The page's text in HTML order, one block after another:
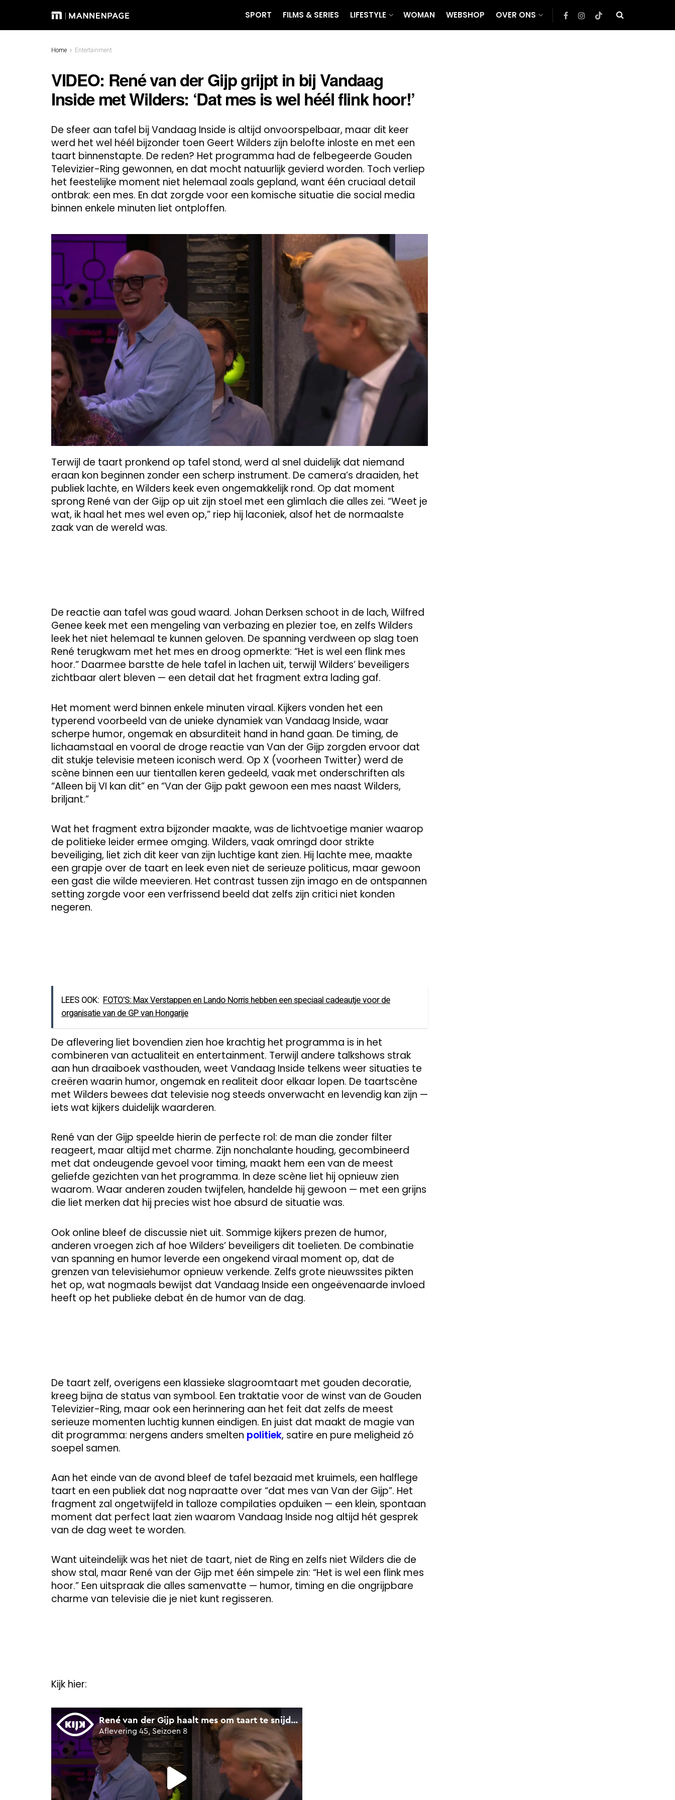
SPORT FILMS & SERIES LIFESTYLE WOMAN WEBSHOP OVER ONS
Home Entertainment
VIDEO: René van der Gijp grijpt in bij Vandaag
Inside met Wilders: ‘Dat mes is wel héél flink hoor!’
De sfeer aan tafel bij Vandaag Inside is altijd onvoorspelbaar, maar dit keer
werd het wel héél bijzonder toen Geert Wilders zijn belofte inloste en met een
taart binnenstapte. De reden? Het programma had de felbegeerde Gouden
Televizier-Ring gewonnen, en dat mocht natuurlijk gevierd worden. Toch verliep
het feestelijke moment niet helemaal zoals gepland, want één cruciaal detail
ontbrak: een mes. En dat zorgde voor een komische situatie die social media
binnen enkele minuten liet ontploffen.
Terwijl de taart pronkend op tafel stond, werd al snel duidelijk dat niemand
eraan kon beginnen zonder een scherp instrument. De camera’s draaiden, het
publiek lachte, en Wilders keek even ongemakkelijk rond. Op dat moment
sprong René van der Gijp op uit zijn stoel met een glimlach die alles zei. “Weet je
wat, ik haal het mes wel even op,” riep hij laconiek, alsof het de normaalste
zaak van de wereld was.
De reactie aan tafel was goud waard. Johan Derksen schoot in de lach, Wilfred
Genee keek met een mengeling van verbazing en plezier toe, en zelfs Wilders
leek het niet helemaal te kunnen geloven. De spanning verdween op slag toen
René terugkwam met het mes en droog opmerkte: “Het is wel een flink mes
hoor.” Daarmee barstte de hele tafel in lachen uit, terwijl Wilders’ beveiligers
zichtbaar alert bleven — een detail dat het fragment extra lading gaf.
Het moment werd binnen enkele minuten viraal. Kijkers vonden het een
typerend voorbeeld van de unieke dynamiek van Vandaag Inside, waar
scherpe humor, ongemak en absurditeit hand in hand gaan. De timing, de
lichaamstaal en vooral de droge reactie van Van der Gijp zorgden ervoor dat
dit stukje televisie meteen iconisch werd. Op X (voorheen Twitter) werd de
scène binnen een uur tientallen keren gedeeld, vaak met onderschriften als
“Alleen bij VI kan dit” en “Van der Gijp pakt gewoon een mes naast Wilders,
briljant.”
Wat het fragment extra bijzonder maakte, was de lichtvoetige manier waarop
de politieke leider ermee omging. Wilders, vaak omringd door strikte
beveiliging, liet zich dit keer van zijn luchtige kant zien. Hij lachte mee, maakte
een grapje over de taart en leek even niet de serieuze politicus, maar gewoon
een gast die wilde meevieren. Het contrast tussen zijn imago en de ontspannen
setting zorgde voor een verfrissend beeld dat zelfs zijn critici niet konden
negeren.
LEES OOK: FOTO'S: Max Verstappen en Lando Norris hebben een speciaal cadeautje voor de
organisatie van de GP van Hongarije
De aflevering liet bovendien zien hoe krachtig het programma is in het
combineren van actualiteit en entertainment. Terwijl andere talkshows strak
aan hun draaiboek vasthouden, weet Vandaag Inside telkens weer situaties te
creëren waarin humor, ongemak en realiteit door elkaar lopen. De taartscène
met Wilders bewees dat televisie nog steeds onverwacht en levendig kan zijn —
iets wat kijkers duidelijk waarderen.
René van der Gijp speelde hierin de perfecte rol: de man die zonder filter
reageert, maar altijd met charme. Zijn nonchalante houding, gecombineerd
met dat ondeugende gevoel voor timing, maakt hem een van de meest
geliefde gezichten van het programma. In deze scène liet hij opnieuw zien
waarom. Waar anderen zouden twijfelen, handelde hij gewoon — met een grijns
die liet merken dat hij precies wist hoe absurd de situatie was.
Ook online bleef de discussie niet uit. Sommige kijkers prezen de humor,
anderen vroegen zich af hoe Wilders’ beveiligers dit toelieten. De combinatie
van spanning en humor leverde een ongekend viraal moment op, dat de
grenzen van televisiehumor opnieuw verkende. Zelfs grote nieuwssites pikten
het op, wat nogmaals bewijst dat Vandaag Inside een ongeëvenaarde invloed
heeft op het publieke debat én de humor van de dag.
De taart zelf, overigens een klassieke slagroomtaart met gouden decoratie,
kreeg bijna de status van symbool. Een traktatie voor de winst van de Gouden
Televizier-Ring, maar ook een herinnering aan het feit dat zelfs de meest
serieuze momenten luchtig kunnen eindigen. En juist dat maakt de magie van
dit programma: nergens anders smelten politiek, satire en pure meligheid zó
soepel samen.
Aan het einde van de avond bleef de tafel bezaaid met kruimels, een halflege
taart en een publiek dat nog napraatte over “dat mes van Van der Gijp”. Het
fragment zal ongetwijfeld in talloze compilaties opduiken — een klein, spontaan
moment dat perfect laat zien waarom Vandaag Inside nog altijd hét gesprek
van de dag weet te worden.
Want uiteindelijk was het niet de taart, niet de Ring en zelfs niet Wilders die de
show stal, maar René van der Gijp met één simpele zin: “Het is wel een flink mes
hoor.” Een uitspraak die alles samenvatte — humor, timing en die ongrijpbare
charme van televisie die je niet kunt regisseren.
Kijk hier: